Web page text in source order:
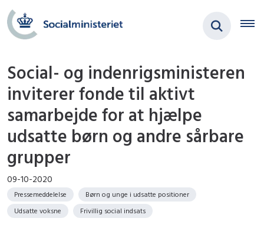
Social- og indenrigsministeren
inviterer fonde til aktivt
samarbejde for at hjælpe
udsatte børn og andre sårbare
grupper
09-10-2020
Pressemeddelelse
Børn og unge i udsatte positioner
Udsatte voksne
Frivillig social indsats